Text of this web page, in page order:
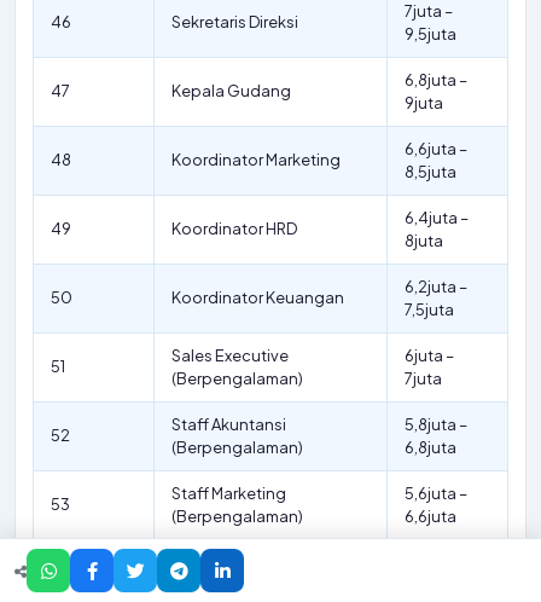
46 Sekretaris Direksi
7juta –
9,5juta
47 Kepala Gudang
6,8juta –
9juta
48 Koordinator Marketing
6,6juta –
8,5juta
49 Koordinator HRD
6,4juta –
8juta
50 Koordinator Keuangan
6,2juta –
7,5juta
51
Sales Executive
(Berpengalaman)
6juta –
7juta
52
Staff Akuntansi
(Berpengalaman)
5,8juta –
6,8juta
53
Staff Marketing
(Berpengalaman)
5,6juta –
6,6juta
54
Staff HRD
(Berpengalaman)